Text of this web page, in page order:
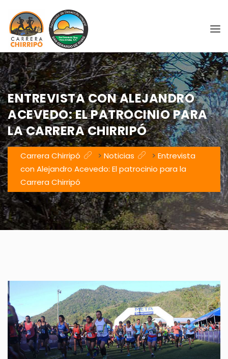
ENTREVISTA CON ALEJANDRO
ACEVEDO: EL PATROCINIO PARA
LA CARRERA CHIRRIPÓ
Carrera Chirripó > Noticias > Entrevista
con Alejandro Acevedo: El patrocinio para la
Carrera Chirripó